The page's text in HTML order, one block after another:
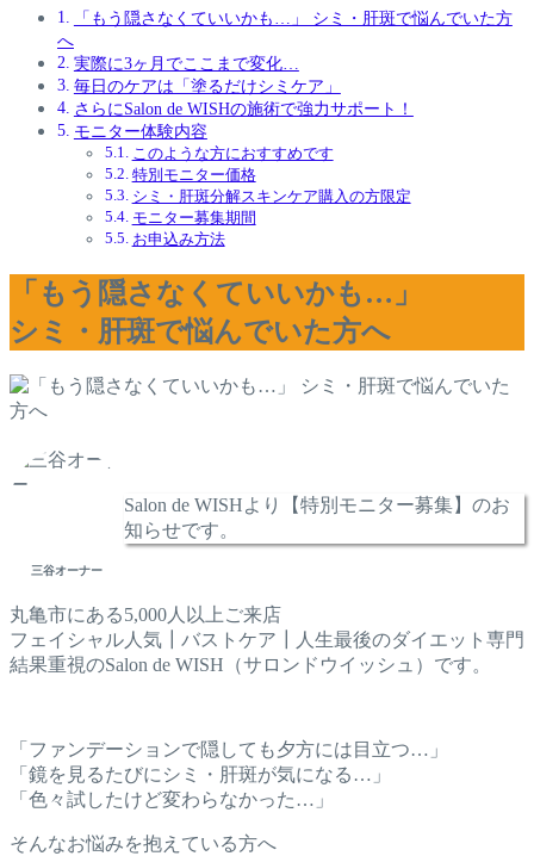
「もう隠さなくていいかも…」 シミ・肝斑で悩んでいた方
へ
実際に3ヶ月でここまで変化…
毎日のケアは「塗るだけシミケア」
さらにSalon de WISHの施術で強力サポート！
モニター体験内容
このような方におすすめです
特別モニター価格
シミ・肝斑分解スキンケア購入の方限定
モニター募集期間
お申込み方法
「もう隠さなくていいかも…」
シミ・肝斑で悩んでいた方へ
三谷オーナー
Salon de WISHより【特別モニター募集】のお
知らせです。
丸亀市にある5,000人以上ご来店
フェイシャル人気┃バストケア┃人生最後のダイエット専門
結果重視のSalon de WISH（サロンドウイッシュ）です。
「ファンデーションで隠しても夕方には目立つ…」
「鏡を見るたびにシミ・肝斑が気になる…」
「色々試したけど変わらなかった…」
そんなお悩みを抱えている方へ